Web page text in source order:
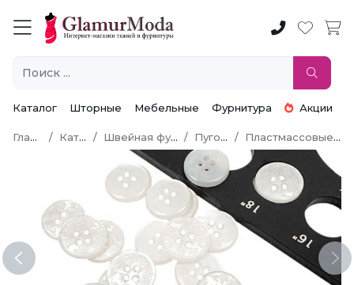
Каталог Шторные Мебельные Фурнитура Акции
Главная Каталог Швейная фурнитура Пуговицы Пластмассовые пуговицы
Previous